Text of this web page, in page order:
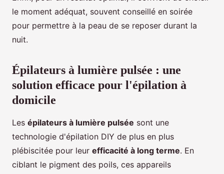
le moment adéquat, souvent conseillé en soirée
pour permettre à la peau de se reposer durant la
nuit.
Épilateurs à lumière pulsée : une
solution efficace pour l'épilation à
domicile
Les épilateurs à lumière pulsée sont une
technologie d'épilation DIY de plus en plus
plébiscitée pour leur efficacité à long terme. En
ciblant le pigment des poils, ces appareils